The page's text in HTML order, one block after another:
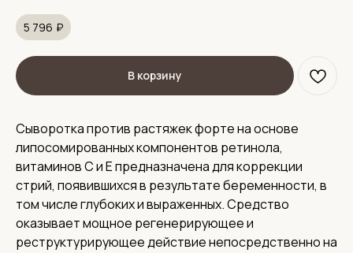
5 796 ₽
В корзину
Сыворотка против растяжек форте на основе
липосомированных компонентов ретинола,
витаминов С и Е предназначена для коррекции
стрий, появившихся в результате беременности, в
том числе глубоких и выраженных. Средство
оказывает мощное регенерирующее и
реструктурирующее действие непосредственно на